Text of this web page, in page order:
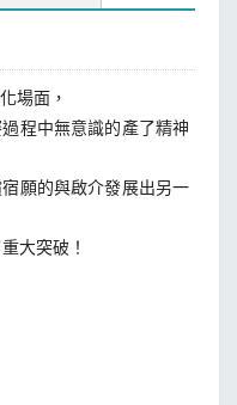
場面，
程中無意識的產了精神
願的與啟介發展出另一
大突破！